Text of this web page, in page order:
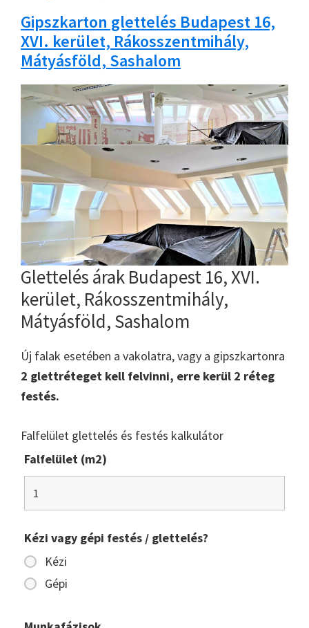
Gipszkarton glettelés Budapest 16,
XVI. kerület, Rákosszentmihály,
Mátyásföld, Sashalom
Glettelés árak Budapest 16, XVI.
kerület, Rákosszentmihály,
Mátyásföld, Sashalom
Új falak esetében a vakolatra, vagy a gipszkartonra
2 glettréteget kell felvinni, erre kerül 2 réteg
festés.
Falfelület glettelés és festés kalkulátor
Falfelület (m2)
Kézi vagy gépi festés / glettelés?
Kézi
Gépi